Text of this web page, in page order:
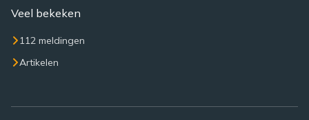
Veel bekeken
112 meldingen
Artikelen